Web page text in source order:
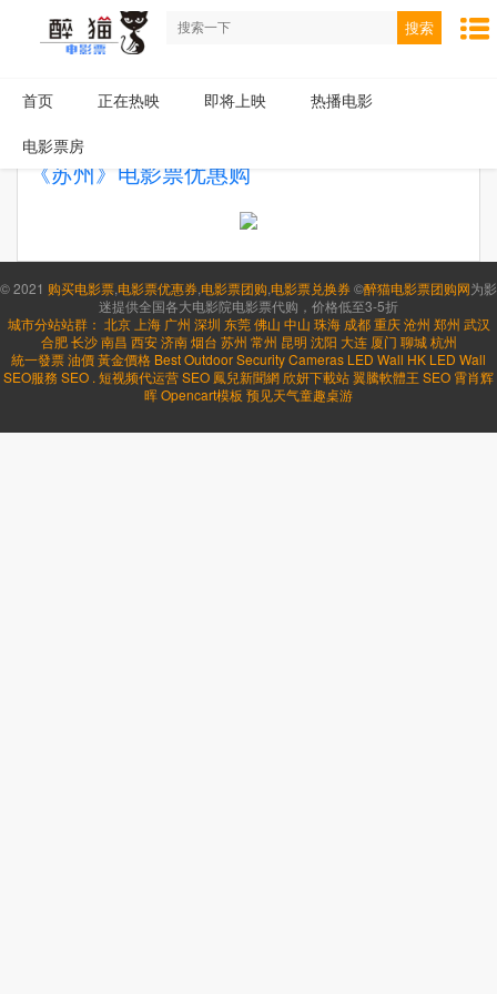
搜索
首页 正在热映 即将上映 热播电影
电影票房
《苏州》电影票优惠购
© 2021 购买电影票 电影票优惠券 电影票团购 电影票兑换券©醉猫电影票团购网为影
迷提供全国各大电影院电影票代购，价格低至3-5折
城市分站站群： 北京 上海 广州 深圳 东莞 佛山 中山 珠海 成都 重庆 沧州 郑州 武汉
合肥 长沙 南昌 西安 济南 烟台 苏州 常州 昆明 沈阳 大连 厦门 聊城 杭州
統一發票油價黃金價格 Best Outdoor Security Cameras LED Wall HK LED Wall
SEO服務 SEO . 短视频代运营SEO 鳳兒新聞網 欣妍下載站翼騰軟體王 SEO 霄肖辉
晖Opencart模板 预见天气童趣桌游